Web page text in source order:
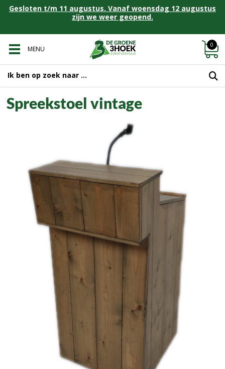
Gesloten t/m 11 augustus. Vanaf woensdag 12 augustus
zijn we weer geopend.
MENU
0
Spreekstoel vintage